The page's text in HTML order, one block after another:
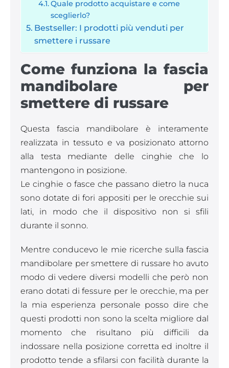
Quale prodotto acquistare e come
sceglierlo?
Bestseller: I prodotti più venduti per
smettere i russare
Come funziona la fascia
mandibolare per
smettere di russare
Questa fascia mandibolare è interamente
realizzata in tessuto e va posizionato attorno
alla testa mediante delle cinghie che lo
mantengono in posizione.
Le cinghie o fasce che passano dietro la nuca
sono dotate di fori appositi per le orecchie sui
lati, in modo che il dispositivo non si sfili
durante il sonno.
Mentre conducevo le mie ricerche sulla fascia
mandibolare per smettere di russare ho avuto
modo di vedere diversi modelli che però non
erano dotati di fessure per le orecchie, ma per
la mia esperienza personale posso dire che
questi prodotti non sono la scelta migliore dal
momento che risultano più difficili da
indossare nella posizione corretta ed inoltre il
prodotto tende a sfilarsi con facilità durante la